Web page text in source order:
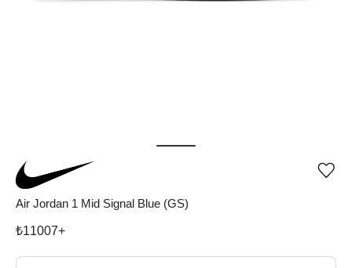
Air Jordan 1 Mid Signal Blue (GS)
₺11007+
Beden Seç